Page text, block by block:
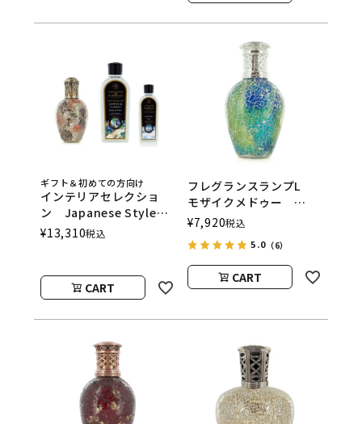
ギフト＆初めての方向け
インテリアセレクショ
ン Japanese Style
ASHLEIGH&BURWOOD
（アシュレイアンドバー
¥13,310税込
CART
フレグランスランプL
モザイクメドゥー
ASHLEIGH&BURWOOD
（アシュレイアンドバー
ウッド）
¥7,920税込
5.0（6）
CART